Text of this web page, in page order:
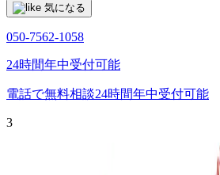
気になる
050-7562-1058
24時間年中受付可能
電話で無料相談24時間年中受付可能
3